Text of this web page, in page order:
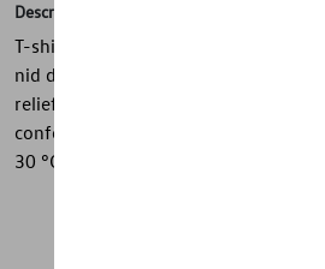
Description
T-shirt unisexe de la collection GTI
nid d'abeille réfléchissant sur le
relief à motif nid d'abeille. Il est 100
confort optimal. Conseils d'entretien
30 °C. Ne pas sécher au sèche-linge.